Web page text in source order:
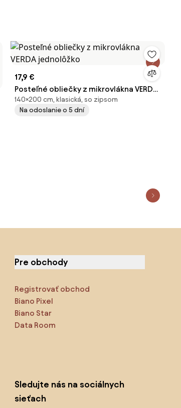
17,9 €
Posteľné obliečky z mikrovlákna VERDA
jednolôžko
140×200 cm, klasická, so zipsom
Na odoslanie o 5 dní
Pre obchody
Registrovať obchod
Biano Pixel
Biano Star
Data Room
Sledujte nás na sociálnych
sieťach